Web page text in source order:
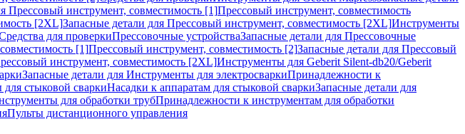
Прессовый инструмент, совместимость [1]Прессовый инструмент, совместимость
[2XL]Запасные детали для Прессовый инструмент, совместимость [2XL]Инструменты
для проверкиПрессовочные устройстваЗапасные детали для Прессовочные
[1]Прессовый инструмент, совместимость [2]Запасные детали для Прессовый
инструмент, совместимость [2XL]Инструменты для Geberit Silent-db20/Geberit
Запасные детали для Инструменты для электросваркиПринадлежности к
стыковой сваркиНасадки к аппаратам для стыковой сваркиЗапасные детали для
для обработки трубПринадлежности к инструментам для обработки
Пульты дистанционного управления